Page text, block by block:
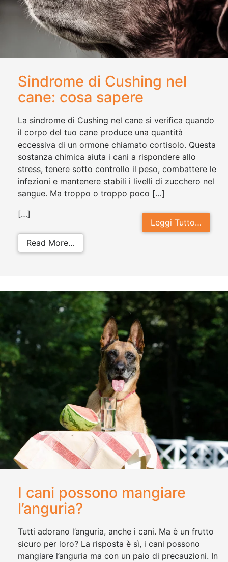
Sindrome di Cushing nel
cane: cosa sapere
La sindrome di Cushing nel cane si verifica quando
il corpo del tuo cane produce una quantità
eccessiva di un ormone chiamato cortisolo. Questa
sostanza chimica aiuta i cani a rispondere allo
stress, tenere sotto controllo il peso, combattere le
infezioni e mantenere stabili i livelli di zucchero nel
sangue. Ma troppo o troppo poco […]
Leggi Tutto…
[…]
Read More…
I cani possono mangiare
l’anguria?
Tutti adorano l’anguria, anche i cani. Ma è un frutto
sicuro per loro? La risposta è sì, i cani possono
mangiare l’anguria ma con un paio di precauzioni. In